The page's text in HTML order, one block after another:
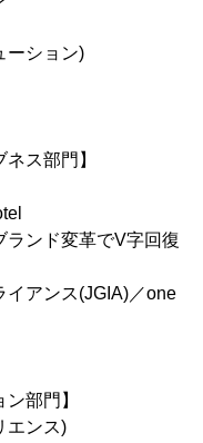
ーション)
ス部門】
ランド変革でV字回復
アンス(JGIA)／one
部門】
エンス)